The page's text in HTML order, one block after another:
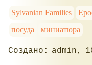
Sylvanian Families
посуда
миниатюра
admin